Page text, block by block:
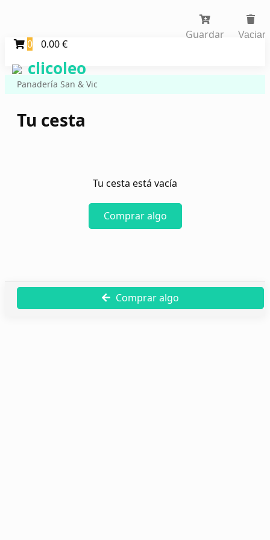
0 0.00 €
clicoleo
Panadería San & Vic
Tu cesta
Guardar Vaciar
Tu cesta está vacía
Comprar algo
Comprar algo